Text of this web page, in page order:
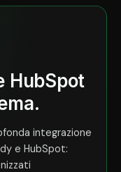
HubSpot
integrazione
e HubSpot: